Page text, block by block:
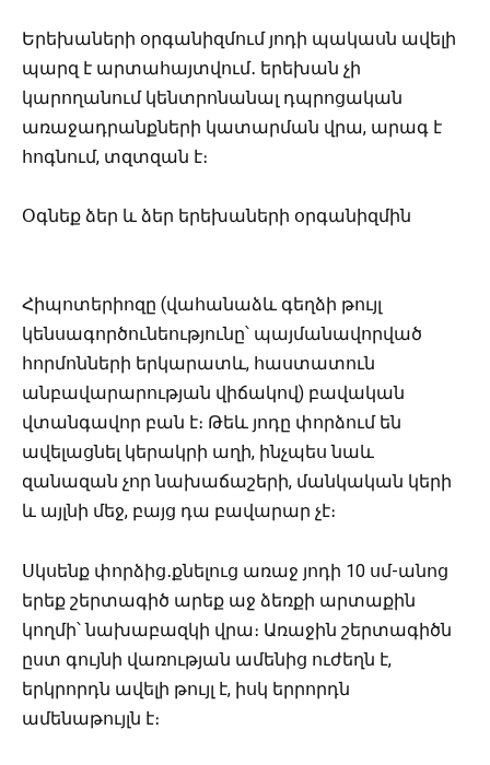
Երեխաների օրգանիզմում յոդի պակասն ավելի
պարզ է արտահայտվում․ երեխան չի
կարողանում կենտրոնանալ դպրոցական
առաջադրանքների կատարման վրա, արագ է
հոգնում, տզտզան է։
Օգնեք ձեր և ձեր երեխաների օրգանիզմին
Հիպոտերիոզը (վահանաձև գեղձի թույլ
կենսագործունեությունը՝ պայմանավորված
հորմոնների երկարատև, հաստատուն
անբավարարության վիճակով) բավական
վտանգավոր բան է։ Թեև յոդը փորձում են
ավելացնել կերակրի աղի, ինչպես նաև
զանազան չոր նախաճաշերի, մանկական կերի
և այլնի մեջ, բայց դա բավարար չէ։
Սկսենք փորձից․քնելուց առաջ յոդի 10 սմ-անոց
երեք շերտագիծ արեք աջ ձեռքի արտաքին
կողմի՝ նախաբազկի վրա։ Առաջին շերտագիծն
ըստ գույնի վառության ամենից ուժեղն է,
երկրորդն ավելի թույլ է, իսկ երրորդն
ամենաթույլն է։